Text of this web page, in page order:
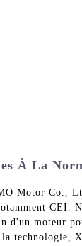
À La
Motor Co.,
d'un moteur